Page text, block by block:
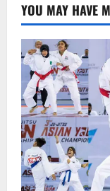
YOU MAY HAVE